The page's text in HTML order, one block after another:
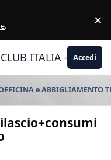
. ×
CLUB ITALIA -Accedi
e ABBIGLIAMENTO